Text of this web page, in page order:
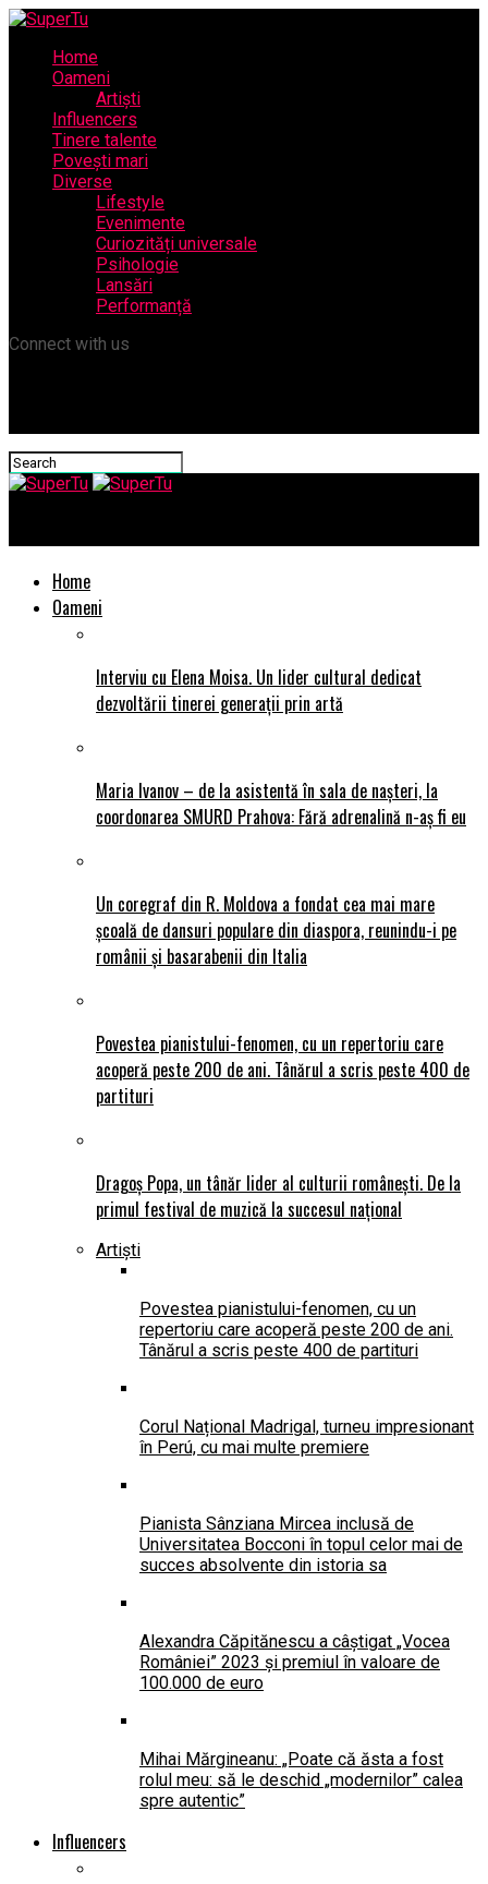
Home
Oameni
Artiști
Influencers
Tinere talente
Povești mari
Diverse
Lifestyle
Evenimente
Curiozități universale
Psihologie
Lansări
Performanță
Connect with us
Home
Oameni
Interviu cu Elena Moisa. Un lider cultural dedicat
dezvoltării tinerei generații prin artă
Maria Ivanov – de la asistentă în sala de nașteri, la
coordonarea SMURD Prahova: Fără adrenalină n-aș fi eu
Un coregraf din R. Moldova a fondat cea mai mare
școală de dansuri populare din diaspora, reunindu-i pe
românii și basarabenii din Italia
Povestea pianistului-fenomen, cu un repertoriu care
acoperă peste 200 de ani. Tânărul a scris peste 400 de
partituri
Dragoș Popa, un tânăr lider al culturii românești. De la
primul festival de muzică la succesul național
Artiști
Povestea pianistului-fenomen, cu un
repertoriu care acoperă peste 200 de ani.
Tânărul a scris peste 400 de partituri
Corul Național Madrigal, turneu impresionant
în Perú, cu mai multe premiere
Pianista Sânziana Mircea inclusă de
Universitatea Bocconi în topul celor mai de
succes absolvente din istoria sa
Alexandra Căpitănescu a câștigat „Vocea
României” 2023 și premiul în valoare de
100.000 de euro
Mihai Mărgineanu: „Poate că ăsta a fost
rolul meu: să le deschid „modernilor” calea
spre autentic”
Influencers